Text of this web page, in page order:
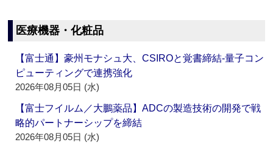
医療機器・化粧品
【富士通】豪州モナシュ大、CSIROと覚書締結‐量子コン
ピューティングで連携強化
2026年08月05日 (水)
【富士フイルム／大鵬薬品】ADCの製造技術の開発で戦
略的パートナーシップを締結
2026年08月05日 (水)